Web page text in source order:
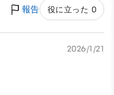
報告 役に立った 0
2026/1/21